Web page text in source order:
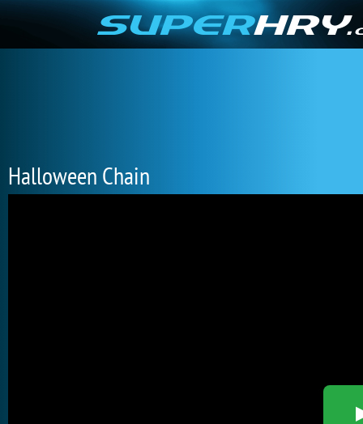
Halloween Chain